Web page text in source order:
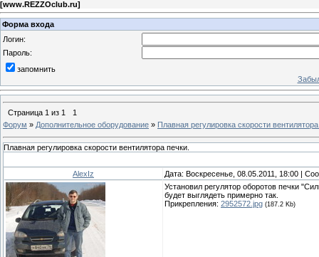
[www.REZZOclub.ru]
Форма входа
Логин:
Пароль:
запомнить
Страница 1 из 1
1
Форум » Дополнительное оборудование » Плавная регулировка скорости
Плавная регулировка скорости вентилятора печки.
AlexIz Дата: Воскресенье, 08.05.2011, 18:00 |
Установил регулятор оборотов печки
будет выглядеть примерно так.
Прикрепления: 2952572.jpg (187.2 Kb)